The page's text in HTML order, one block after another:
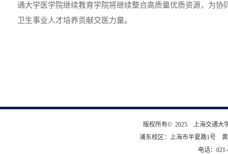
版权所有© 2025 上海交通大
浦东校区：上海市半夏路1号
电话：
通大学医学院继续教育学院将继续整合高质量优质资源，为协
卫生事业人才培养贡献交医力量。